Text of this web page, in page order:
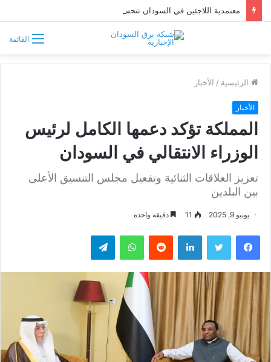
القائمة
الرئيسية / الأخبار
الأخبار
المملكة تؤكد دعمها الكامل لرئيس
الوزراء الانتقالي في السودان
تعزيز العلاقات الثنائية وتفعيل مجلس التنسيق الأعلى
بين البلدين
يونيو 9, 2025 11 دقيقة واحدة
فيسبوك تويتر لينكدإن واتساب تيلقرام